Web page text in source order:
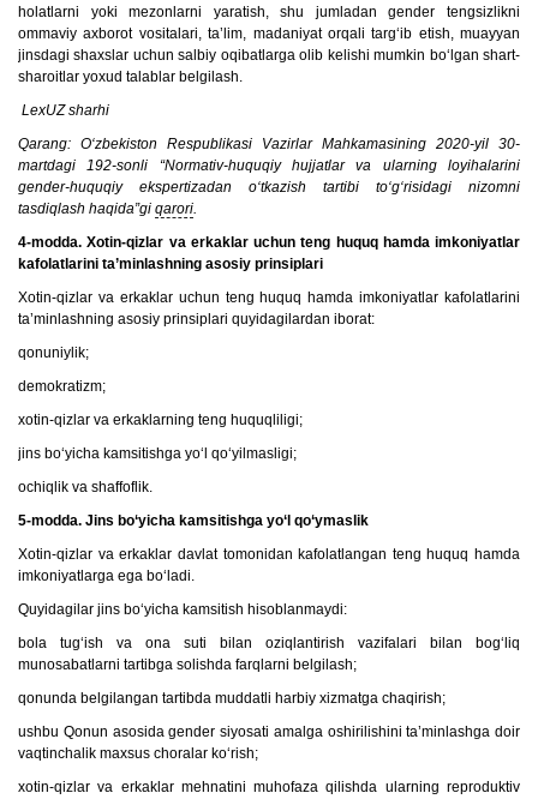
holatlarni yoki mezonlarni yaratish, shu jumladan gender tengsizlikni
ommaviy axborot vositalari, ta’lim, madaniyat orqali targ‘ib etish, muayyan
jinsdagi shaxslar uchun salbiy oqibatlarga olib kelishi mumkin bo‘lgan shart-
sharoitlar yoxud talablar belgilash.
LexUZ sharhi
Qarang: O‘zbekiston Respublikasi Vazirlar Mahkamasining 2020-yil 30-
martdagi 192-sonli “Normativ-huquqiy hujjatlar va ularning loyihalarini
gender-huquqiy ekspertizadan o‘tkazish tartibi to‘g‘risidagi nizomni
tasdiqlash haqida”gi qarori.
4-modda. Xotin-qizlar va erkaklar uchun teng huquq hamda imkoniyatlar
kafolatlarini ta’minlashning asosiy prinsiplari
Xotin-qizlar va erkaklar uchun teng huquq hamda imkoniyatlar kafolatlarini
ta’minlashning asosiy prinsiplari quyidagilardan iborat:
qonuniylik;
demokratizm;
xotin-qizlar va erkaklarning teng huquqliligi;
jins bo‘yicha kamsitishga yo‘l qo‘yilmasligi;
ochiqlik va shaffoflik.
5-modda. Jins bo‘yicha kamsitishga yo‘l qo‘ymaslik
Xotin-qizlar va erkaklar davlat tomonidan kafolatlangan teng huquq hamda
imkoniyatlarga ega bo‘ladi.
Quyidagilar jins bo‘yicha kamsitish hisoblanmaydi:
bola tug‘ish va ona suti bilan oziqlantirish vazifalari bilan bog‘liq
munosabatlarni tartibga solishda farqlarni belgilash;
qonunda belgilangan tartibda muddatli harbiy xizmatga chaqirish;
ushbu Qonun asosida gender siyosati amalga oshirilishini ta’minlashga doir
vaqtinchalik maxsus choralar ko‘rish;
xotin-qizlar va erkaklar mehnatini muhofaza qilishda ularning reproduktiv